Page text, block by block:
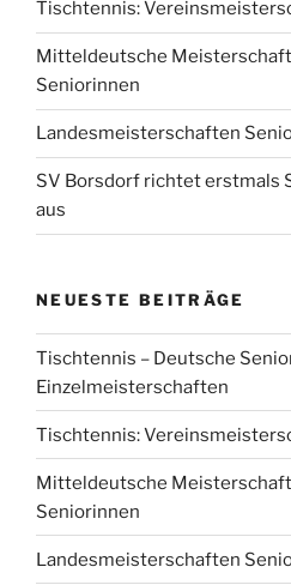
Tischtennis:
Mitteldeutsche
Seniorinnen
Landesmeisterschaften
SV Borsdorf richtet erstmals
aus
NEUESTE BEITRÄGE
Tischtennis – Deutsche
Einzelmeisterschaften
Tischtennis:
Mitteldeutsche
Seniorinnen
Landesmeisterschaften